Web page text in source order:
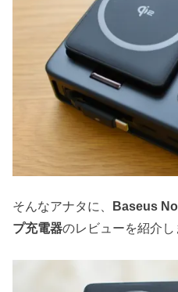
そんなアナタに、
Baseus
プ充電器のレビューを紹介し